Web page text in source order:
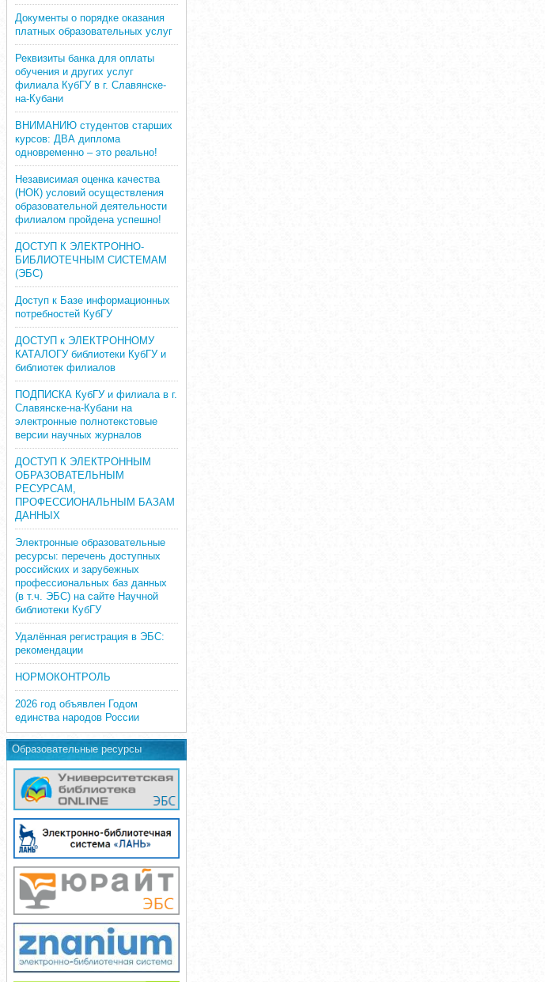
Документы о порядке оказания
платных образовательных услуг
Реквизиты банка для оплаты
обучения и других услуг
филиала КубГУ в г. Славянске-
на-Кубани
ВНИМАНИЮ студентов старших
курсов: ДВА диплома
одновременно – это реально!
Независимая оценка качества
(НОК) условий осуществления
образовательной деятельности
филиалом пройдена успешно!
ДОСТУП К ЭЛЕКТРОННО-
БИБЛИОТЕЧНЫМ СИСТЕМАМ
(ЭБС)
Доступ к Базе информационных
потребностей КубГУ
ДОСТУП к ЭЛЕКТРОННОМУ
КАТАЛОГУ библиотеки КубГУ и
библиотек филиалов
ПОДПИСКА КубГУ и филиала в г.
Славянске-на-Кубани на
электронные полнотекстовые
версии научных журналов
ДОСТУП К ЭЛЕКТРОННЫМ
ОБРАЗОВАТЕЛЬНЫМ
РЕСУРСАМ,
ПРОФЕССИОНАЛЬНЫМ БАЗАМ
ДАННЫХ
Электронные образовательные
ресурсы: перечень доступных
российских и зарубежных
профессиональных баз данных
(в т.ч. ЭБС) на сайте Научной
библиотеки КубГУ
Удалённая регистрация в ЭБС:
рекомендации
НОРМОКОНТРОЛЬ
2026 год объявлен Годом
единства народов России
Образовательные ресурсы